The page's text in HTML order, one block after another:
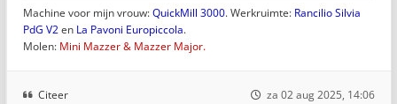
Machine voor mijn vrouw:QuickMill 3000. Werkruimte: Rancilio Silvia
PdG V2en La Pavoni Europiccola.
Molen: Mini Mazzer & Mazzer Major.
Citeer za 02 aug 2025, 14:06